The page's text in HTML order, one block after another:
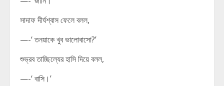
সাদাফ দীর্ঘশ্বাস ফেলে বলল,
—-‘ তনয়াকে খুব ভালোবাসো?’
শুভ্রব তাচ্ছিল্যের হাসি দিয়ে বলল,
—-‘ বাসি।’